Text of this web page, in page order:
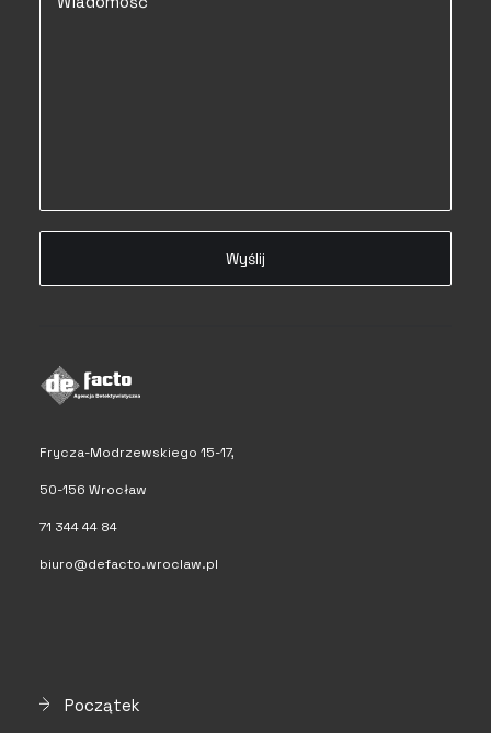
Frycza-Modrzewskiego 15-17,
50-156 Wrocław
71 344 44 84
biuro@defacto.wroclaw.pl
Początek